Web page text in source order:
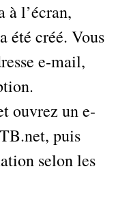
à l’écran,
été créé. Vous
e-mail,
ouvrez un e-
puis
selon les